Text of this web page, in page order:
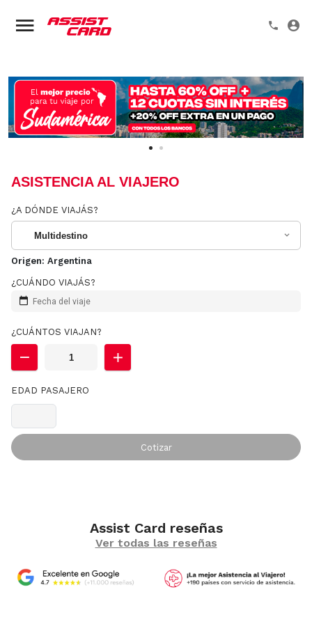
ASISTENCIA AL VIAJERO
¿A DÓNDE VIAJÁS?
Multidestino
Origen: Argentina
¿CUÁNDO VIAJÁS?
Fecha del viaje
¿CUÁNTOS VIAJAN?
EDAD PASAJERO
Cotizar
Assist Card reseñas
Ver todas las reseñas